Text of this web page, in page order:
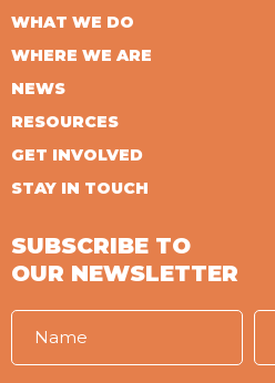
WHAT WE DO
WHERE WE ARE
NEWS
RESOURCES
GET INVOLVED
STAY IN TOUCH
SUBSCRIBE TO
OUR NEWSLETTER